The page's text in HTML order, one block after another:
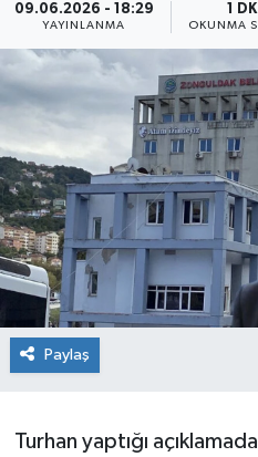
09.06.2026 - 18:29
YAYINLANMA
1 DK
OKUNMA
Paylaş
Turhan yaptığı
Kozlu
Siyaset
YAŞAM
Zonguldak
Haber Arşivi